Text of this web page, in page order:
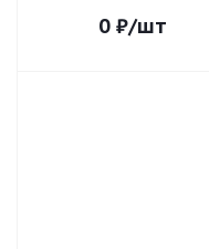
0 ₽/шт